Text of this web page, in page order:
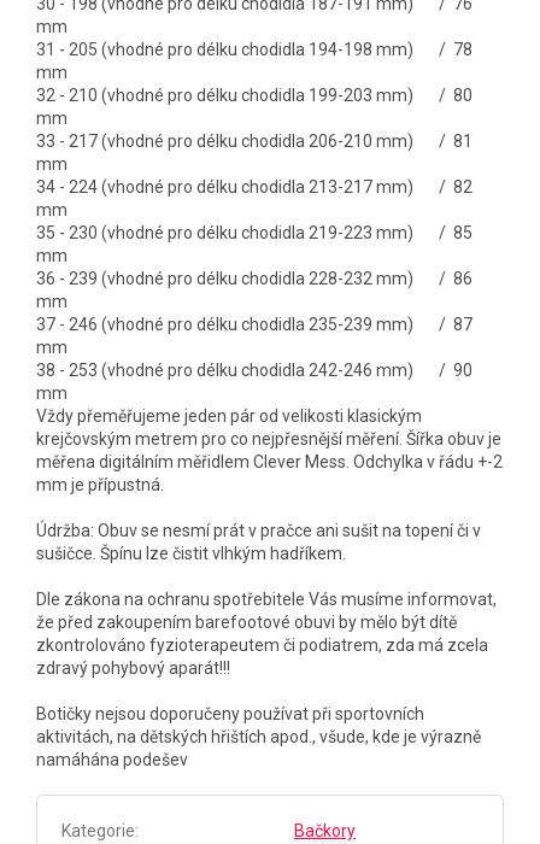
mm
31 - 205 (vhodné pro délku chodidla 194-198 mm) / 78
mm
32 - 210 (vhodné pro délku chodidla 199-203 mm) / 80
mm
33 - 217 (vhodné pro délku chodidla 206-210 mm) / 81
mm
34 - 224 (vhodné pro délku chodidla 213-217 mm) / 82
mm
35 - 230 (vhodné pro délku chodidla 219-223 mm) / 85
mm
36 - 239 (vhodné pro délku chodidla 228-232 mm) / 86
mm
37 - 246 (vhodné pro délku chodidla 235-239 mm) / 87
mm
38 - 253 (vhodné pro délku chodidla 242-246 mm) / 90
mm
Vždy přeměřujeme jeden pár od velikosti klasickým
krejčovským metrem pro co nejpřesnější měření. Šířka obuv je
měřena digitálním měřidlem Clever Mess. Odchylka v řádu +-2
mm je přípustná.
Údržba: Obuv se nesmí prát v pračce ani sušit na topení či v
sušičce. Špínu lze čistit vlhkým hadříkem.
Dle zákona na ochranu spotřebitele Vás musíme informovat,
že před zakoupením barefootové obuvi by mělo být dítě
zkontrolováno fyzioterapeutem či podiatrem, zda má zcela
zdravý pohybový aparát!!!
Botičky nejsou doporučeny používat při sportovních
aktivitách, na dětských hřištích apod., všude, kde je výrazně
namáhána podešev
Kategorie: Bačkory